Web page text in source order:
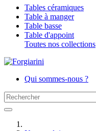
Tables céramiques
Table à manger
Table basse
Table d'appoint
Toutes nos collections
Qui sommes-nous ?